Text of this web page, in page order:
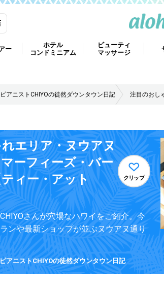
ー
ホテル
コンドミニアム
ビューティ
マッサージ
ピアニストCHIYOの徒然ダウンタウン日記 注目のおし
エリア・ヌウアヌ
ーフィーズ・バー
ィー・アット
クリップ
さんが穴場なハワイをご紹介。今
ンや最新ショップが並ぶヌウアヌ通り
アニストCHIYOの徒然ダウンタウン日記